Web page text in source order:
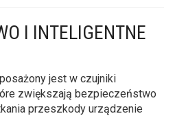
I INTELIGENTNE
jest w czujniki
zwiększają bezpieczeństwo
przeszkody urządzenie